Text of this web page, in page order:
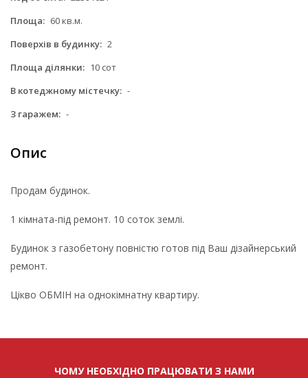
Площа: 60 кв.м.
Поверхів в будинку: 2
Площа ділянки: 10 сот
В котеджному містечку: -
З гаражем: -
Опис
Продам будинок.
1 кімната-під ремонт. 10 соток землі.
Будинок з газобетону повністю готов під Ваш дізайнерський
ремонт.
Цікво ОБМІН на однокімнатну квартиру.
ЧОМУ НЕОБХІДНО ПРАЦЮВАТИ З НАМИ